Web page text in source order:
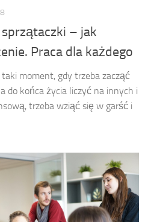
– jak
Praca dla każdego
moment, gdy trzeba zacząć
do końca życia liczyć na innych i
trzeba wziąć się w garść i